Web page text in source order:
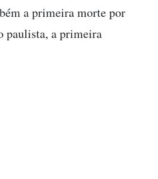
a primeira morte por
paulista, a primeira